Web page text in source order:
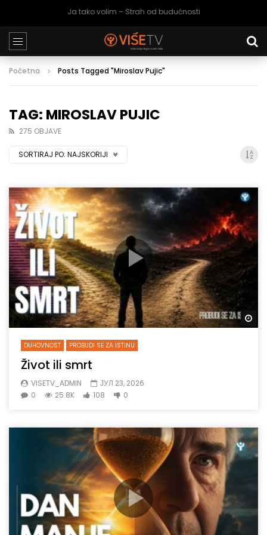
Ja tako volim – Strah od budućnosti
Početna Posts Tagged "Miroslav Pujic"
TAG: MIROSLAV PUJIC
275 OBJAVE
SORTIRAJ PO: NAJSKORIJI
DUHOVNOST PROBUDI SE ZA ISTINU
Život ili smrt
VISETV_ADMIN
ЈУЛ 23, 2026
0
25.8K 108 0